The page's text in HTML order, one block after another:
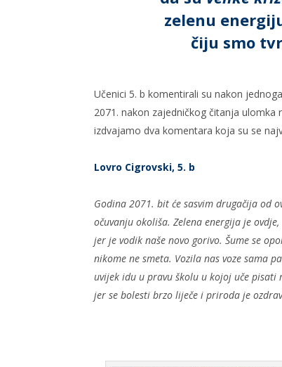
zelenu
čiju smo
Učenici 5. b komentirali su nakon
2071. nakon zajedničkog čitanja
izdvajamo dva komentara koja su se
Lovro Cigrovski, 5. b
Godina 2071. bit će sasvim drugačija od
očuvanju okoliša. Zelena energija je
jer je vodik naše novo gorivo. Šume se
nikome ne smeta. Vozila nas voze sama
uvijek idu u pravu školu u kojoj uče
jer se bolesti brzo liječe i priroda je